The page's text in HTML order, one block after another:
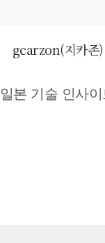
gcarzon(지카존)
일본 기술 인사이